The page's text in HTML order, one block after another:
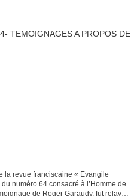
la revue franciscaine « Evangile
numéro 64 consacré à l’Homme de
de Roger Garaudy, fut relayé